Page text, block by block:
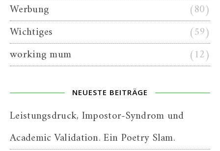
Werbung
(80)
Wichtiges
(59)
working mum
(12)
NEUESTE BEITRÄGE
Leistungsdruck, Impostor-Syndrom und
Academic Validation. Ein Poetry Slam.